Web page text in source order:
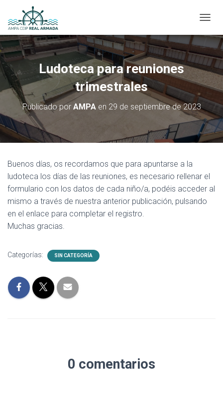
Ludoteca para reuniones
trimestrales
Publicado por AMPAen 29 de septiembre de 2023
Buenos días, os recordamos que para apuntarse a la
ludoteca los días de las reuniones, es necesario rellenar el
formulario con los datos de cada niño/a, podéis acceder al
mismo a través de nuestra anterior publicación, pulsando
en el enlace para completar el registro.
Muchas gracias.
Categorías: SIN CATEGORÍA
0 comentarios